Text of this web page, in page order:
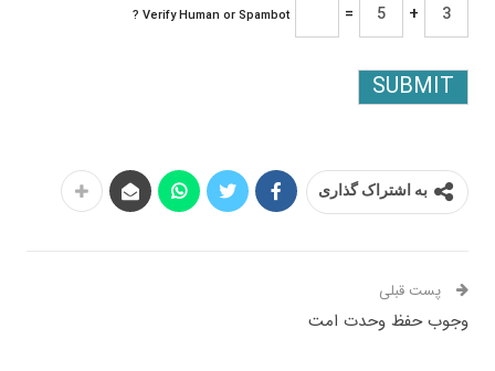
+
=
Verify Human or Spambot ?
به اشتراک گذاری
پست قبلی
وجوب حفظ وحدت امت